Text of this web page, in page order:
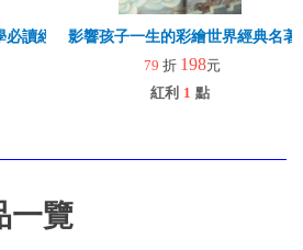
必讀經典60-頑童歷險記
影響孩子一生的彩繪世界經典名
79 折 198元
紅利 1 點
一覽